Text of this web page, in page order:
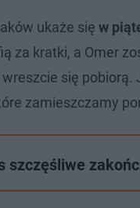
ukaże się w
za kratki, a Omer
się pobiorą.
zamieszczamy
szczęśliwe